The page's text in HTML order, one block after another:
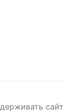
сайт